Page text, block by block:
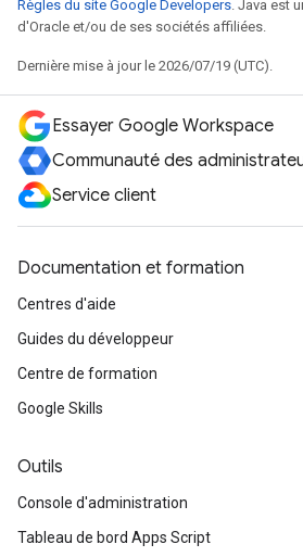
Règles du site Google Developers. Java est
d'Oracle et/ou de ses sociétés affiliées.
Dernière mise à jour le 2026/07/19 (UTC).
Essayer Google Workspace
Communauté des
Service client
Documentation et formation
Centres d'aide
Guides du développeur
Centre de formation
Google Skills
Outils
Console d'administration
Tableau de bord Apps Script